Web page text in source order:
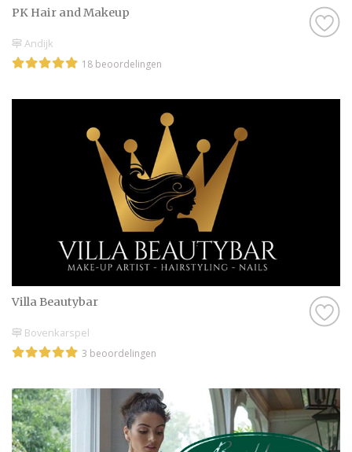
PK Hair and Makeup
Andijk
18 beoordelingen
Villa Beautybar
Bovenkarspel
3 beoordelingen